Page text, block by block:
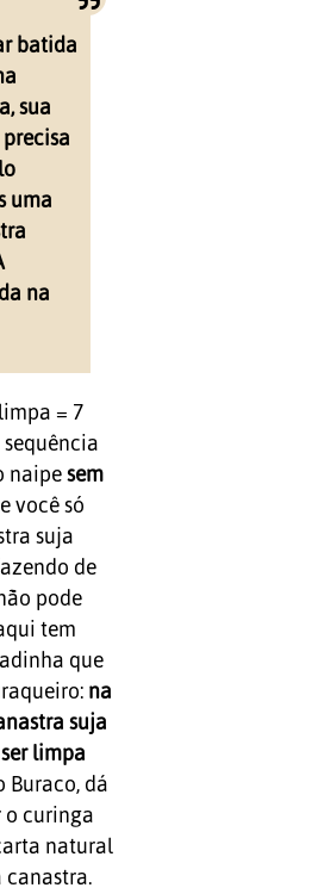
batida
sua
uma
na
= 7
naipesem
você só
suja
de
pode
tem
que
na
suja
limpa
Buraco, dá
o curinga
natural
canastra.